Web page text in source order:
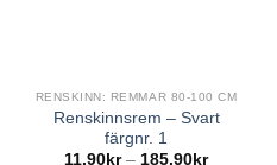
RENSKINN: REMMAR 80-100 CM
Renskinnsrem – Svart
färgnr. 1
11.90 kr – 185.90 kr